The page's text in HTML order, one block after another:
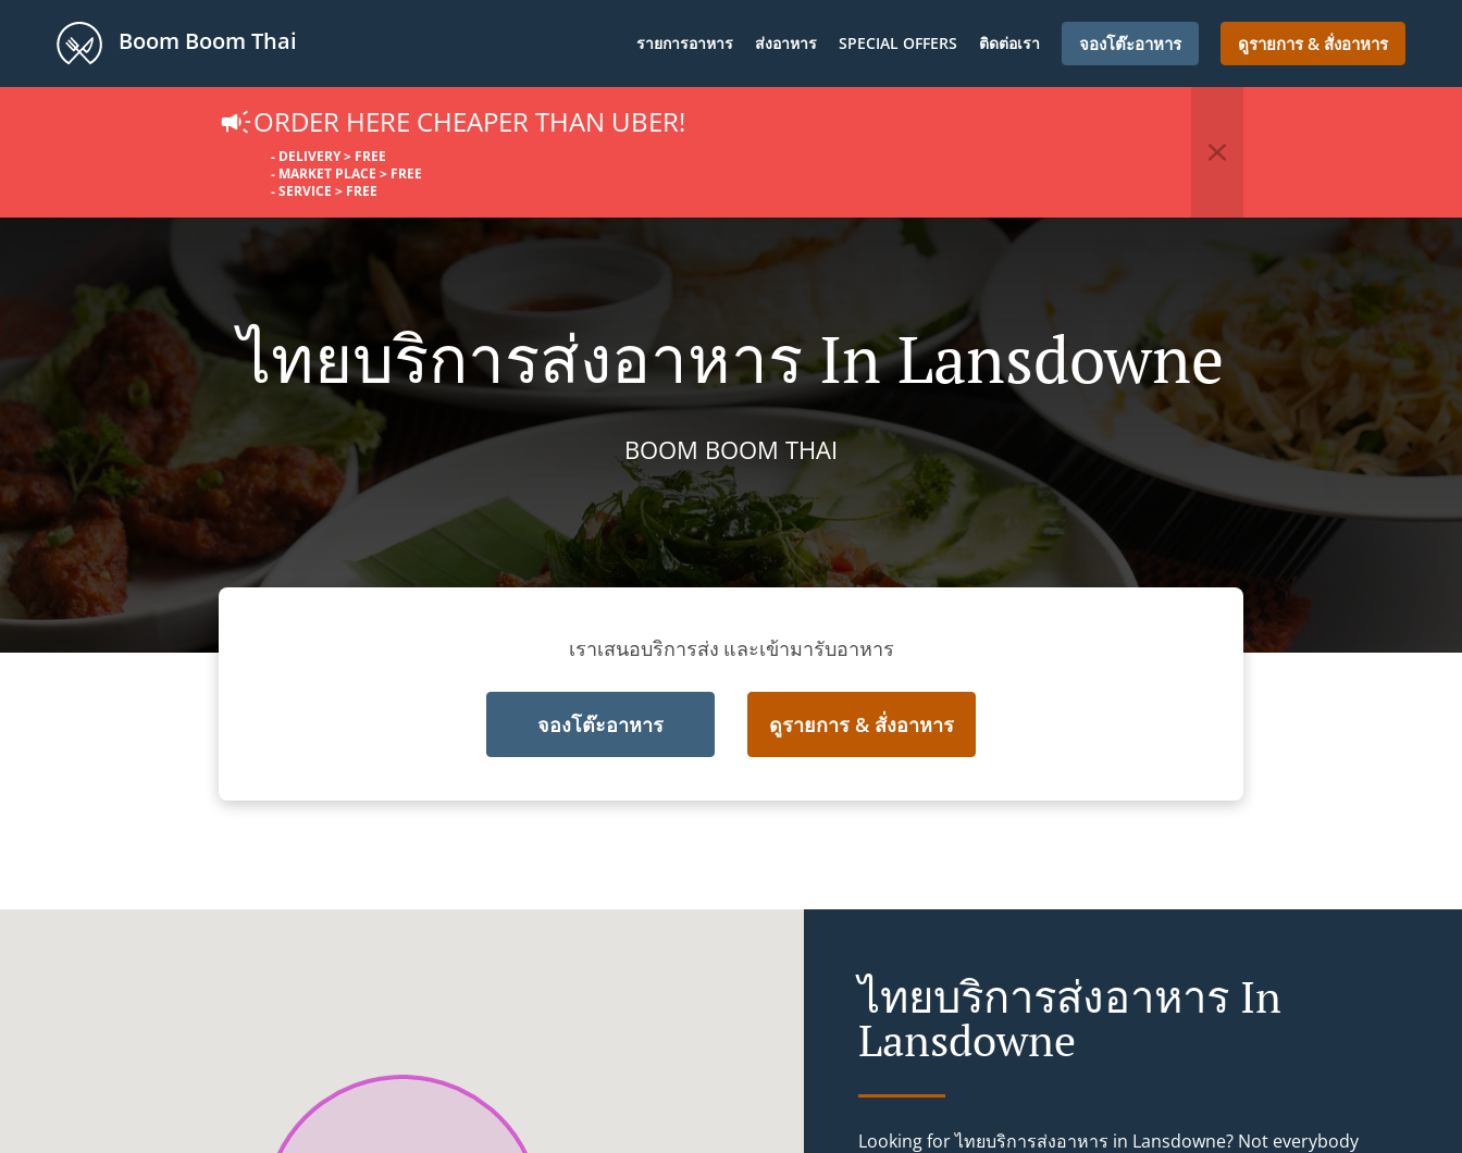
Boom Boom Thai รายการอาหาร ส่งอาหาร SPECIAL OFFERS ติดต่อเรา จองโต๊ะอาหาร ดูรายการ & สั่งอาหาร
ORDER HERE CHEAPER THAN UBER!
- DELIVERY > FREE
- MARKET PLACE > FREE
- SERVICE > FREE
ไทยบริการส่งอาหาร In Lansdowne
BOOM BOOM THAI
เราเสนอบริการส่ง และเข้ามารับอาหาร
จองโต๊ะอาหาร ดูรายการ & สั่งอาหาร
ไทยบริการส่งอาหาร In
Lansdowne
Looking for ไทยบริการส่งอาหาร in Lansdowne? Not everybody